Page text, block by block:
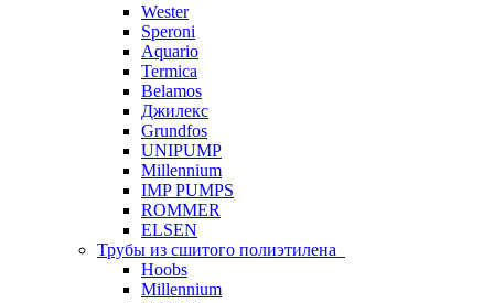
Wester
Speroni
Aquario
Termica
Belamos
Джилекс
Grundfos
UNIPUMP
Millennium
IMP PUMPS
ROMMER
ELSEN
Трубы из сшитого полиэтилена
Hoobs
Millennium